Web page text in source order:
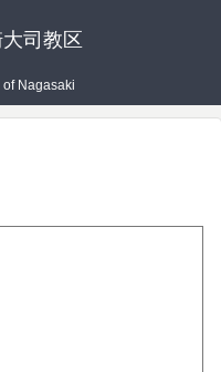
司教区
Nagasaki